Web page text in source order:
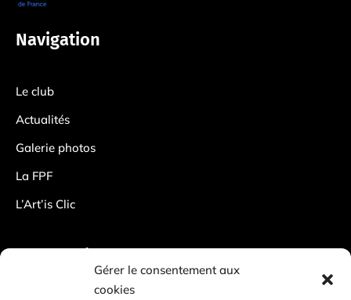
Gérer le consentement aux
cookies
Navigation
Le club
Actualités
Galerie photos
La FPF
L’Art’is Clic